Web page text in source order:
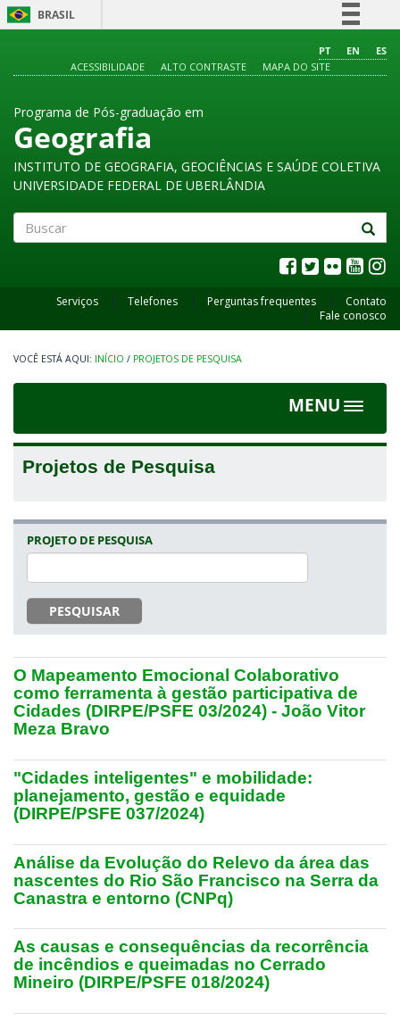
BRASIL
Comunica BR
PT EN
ES
ACESSIBILIDADE
ALTO CONTRASTE MAPA DO SITE
Programa de Pós-graduação em
Geografia
INSTITUTO DE GEOGRAFIA, GEOCIÊNCIAS E SAÚDE COLETIVA
UNIVERSIDADE FEDERAL DE UBERLÂNDIA
Serviços Telefones Perguntas frequentes
Contato
Fale conosco
INÍCIO / PROJETOS DE PESQUISA
MENU
Toggle
Projetos de Pesquisa
PROJETO DE PESQUISA
PESQUISAR
O Mapeamento Emocional Colaborativo
como ferramenta à gestão participativa de
Cidades (DIRPE/PSFE 03/2024) - João Vitor
Meza Bravo
"Cidades inteligentes" e mobilidade:
planejamento, gestão e equidade
(DIRPE/PSFE 037/2024)
Análise da Evolução do Relevo da área das
nascentes do Rio São Francisco na Serra da
Canastra e entorno (CNPq)
As causas e consequências da recorrência
de incêndios e queimadas no Cerrado
Mineiro (DIRPE/PSFE 018/2024)